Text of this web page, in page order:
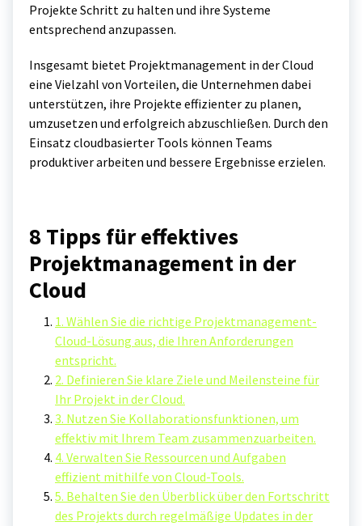
Projekte Schritt zu halten und ihre Systeme
entsprechend anzupassen.
Insgesamt bietet Projektmanagement in der Cloud
eine Vielzahl von Vorteilen, die Unternehmen dabei
unterstützen, ihre Projekte effizienter zu planen,
umzusetzen und erfolgreich abzuschließen. Durch den
Einsatz cloudbasierter Tools können Teams
produktiver arbeiten und bessere Ergebnisse erzielen.
8 Tipps für effektives
Projektmanagement in der
Cloud
1. Wählen Sie die richtige Projektmanagement-
Cloud-Lösung aus, die Ihren Anforderungen
entspricht.
2. Definieren Sie klare Ziele und Meilensteine für
Ihr Projekt in der Cloud.
3. Nutzen Sie Kollaborationsfunktionen, um
effektiv mit Ihrem Team zusammenzuarbeiten.
4. Verwalten Sie Ressourcen und Aufgaben
effizient mithilfe von Cloud-Tools.
5. Behalten Sie den Überblick über den Fortschritt
des Projekts durch regelmäßige Updates in der